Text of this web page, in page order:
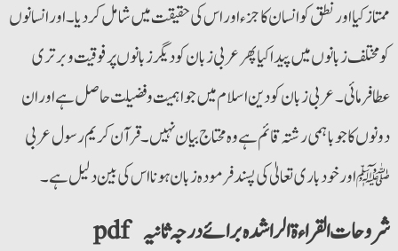
ممتاز کیا اور نطق کو انسان کا جزء اور اس کی حقیقت میں شامل کردیا۔ اور انسانوں
کو مختلف زبانوں میں پیدا کیا پھر عربی زبان کو دیگر زبانوں پر فوقیت و برتری
عطافرمائی ۔عربی زبان کو دین اسلام میں جو اہمیت و فضیلت حاصل ہے اور ان
دونوں کا جو باہمی رشتہ قائم ہے وہ محتاج بیان نہیں۔ قرآن کریم رسول عربی
ﷺاور خود باری تعالیٰ کی پسند فرمودہ زبان ہونا اس کی بین دلیل ہے۔
pdf شروحات القراءۃ الراشدہ برائے درجہ ثانیہ